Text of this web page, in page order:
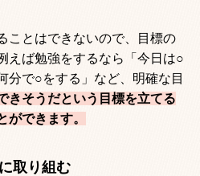
ことはできないので、目標の
えば勉強をするなら「今日は○
分で○をする」など、明確な目
きそうだという目標を立てる
ができます。
取り組む